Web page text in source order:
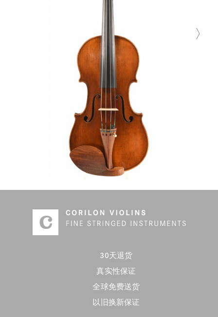
30天退货
真实性保证
全球免费送货
以旧换新保证